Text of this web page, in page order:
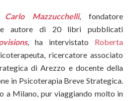
Carlo Mazzucchelli, fondatore
autore di 20 libri pubblicati
, ha intervistato Roberta
ricercatore associato
di Arezzo e docente della
in Psicoterapia Breve Strategica.
a Milano, pur viaggiando molto in